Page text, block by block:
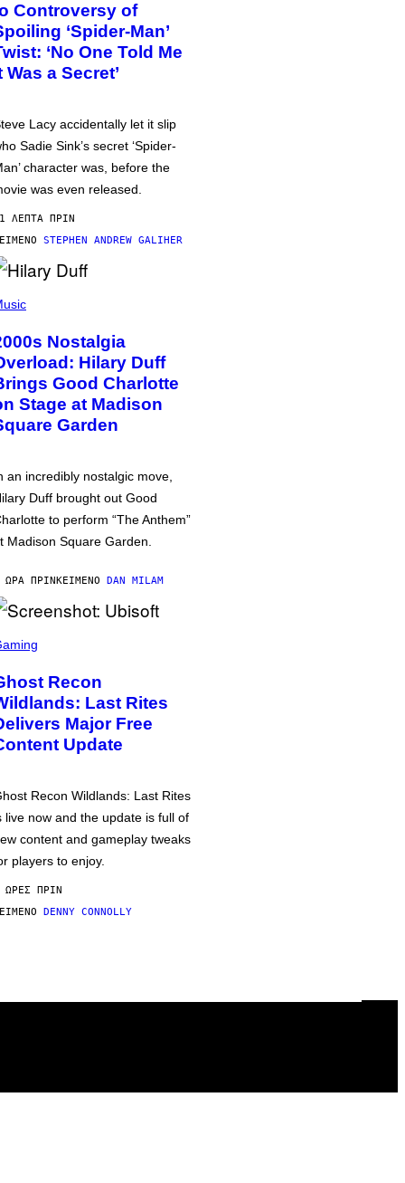
Controversy of
‘Spider-Man’
‘No One Told Me
Was a Secret’
Lacy accidentally let it slip
Sadie Sink’s secret ‘Spider-
character was, before the
was even released.
ΛΕΠΤΆ ΠΡΙΝ
STEPHEN ANDREW GALIHER
Nostalgia
Hilary Duff
Good Charlotte
Stage at Madison
Garden
an incredibly nostalgic move,
Duff brought out Good
to perform “The Anthem”
Madison Square Garden.
ΏΡΑ ΠΡΙΝΚΕΊΜΕΝΟ DAN MILAM
Recon
Last Rites
Major Free
Update
Recon Wildlands: Last Rites
live now and the update is full of
content and gameplay tweaks
players to enjoy.
ΏΡΕΣ ΠΡΙΝ
DENNY CONNOLLY